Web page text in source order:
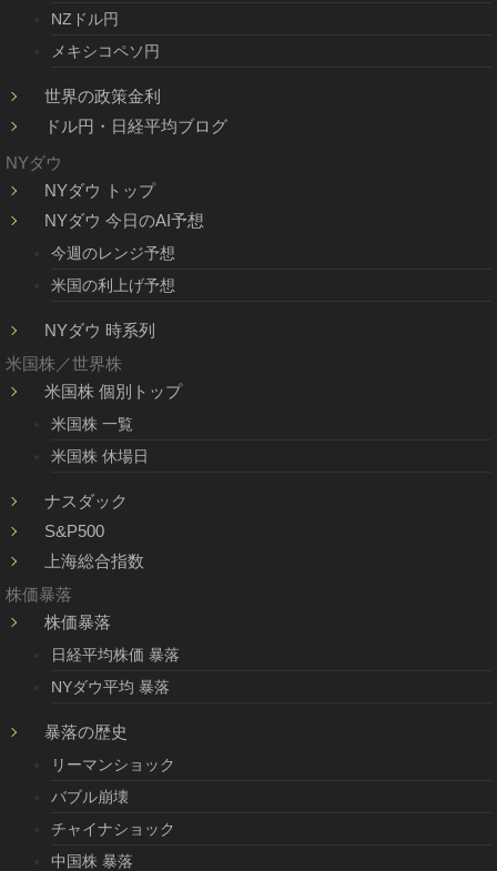
NZドル円
メキシコペソ円
世界の政策金利
ドル円・日経平均ブログ
NYダウ
NYダウ トップ
NYダウ 今日のAI予想
今週のレンジ予想
米国の利上げ予想
NYダウ 時系列
米国株／世界株
米国株 個別トップ
米国株 一覧
米国株 休場日
ナスダック
S&P500
上海総合指数
株価暴落
株価暴落
日経平均株価 暴落
NYダウ平均 暴落
暴落の歴史
リーマンショック
バブル崩壊
チャイナショック
中国株 暴落